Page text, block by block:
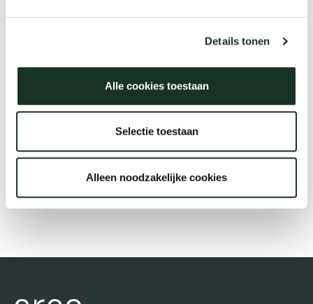
Details tonen
Alle cookies toestaan
Selectie toestaan
Alleen noodzakelijke cookies
dick
karel
€64.99